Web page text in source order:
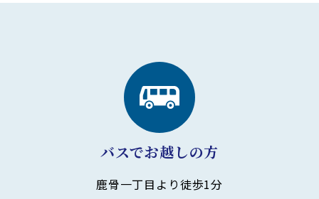
バスでお越しの方
鹿骨一丁目より徒歩1分